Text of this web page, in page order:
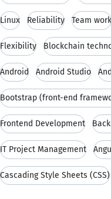
Linux Reliability Team work
Flexibility Blockchain
Android Android Studio
Bootstrap (front-end
Frontend Development
IT Project Management
Cascading Style Sheets (CSS)